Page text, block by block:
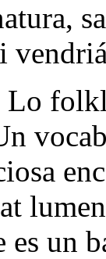
Lo
un